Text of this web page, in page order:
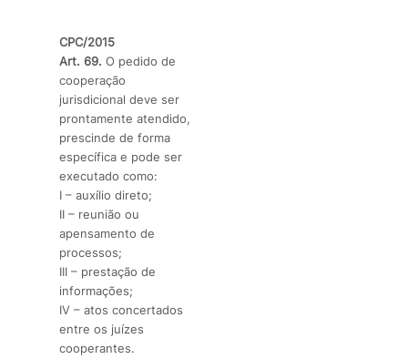
CPC/2015
Art. 69. O pedido de
cooperação
jurisdicional deve ser
prontamente atendido,
prescinde de forma
específica e pode ser
executado como:
I – auxílio direto;
II – reunião ou
apensamento de
processos;
III – prestação de
informações;
IV – atos concertados
entre os juízes
cooperantes.